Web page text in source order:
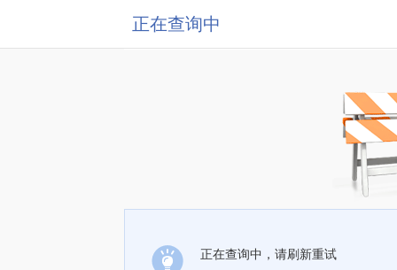
正在查询中
正在查询中，请刷新重试